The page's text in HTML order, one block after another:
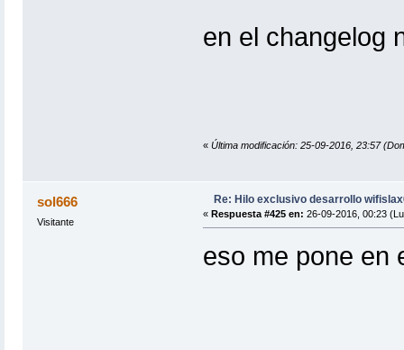
en el changelog
« Última modificación: 25-09-2016, 23:57
sol666
Visitante
Re: Hilo exclusivo desarrollo
« Respuesta #425 en: 26-09-2016, 00:23
eso me pone en